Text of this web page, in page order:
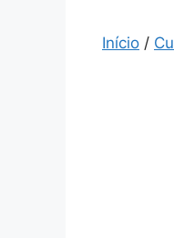
Início /